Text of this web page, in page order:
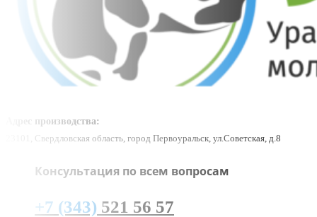
Адрес производства:
23101, Свердловская область, город Первоуральск, ул.Советская, д.8
Консультация по всем вопросам
+7 (343) 521 56 57